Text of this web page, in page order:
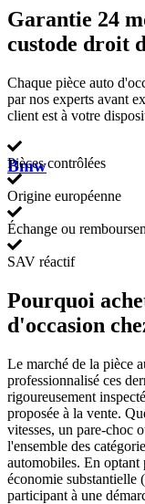
Bmw
Garantie 24
custode droit
Chaque pièce auto
par nos experts avant
client est à votre
Pièces contrôlées
Origine européenne
Échange ou
SAV réactif
Pourquoi
d'occasion
Le marché de la pièce
professionnalisé ces
rigoureusement
proposée à la vente.
vitesses, un pare-choc
l'ensemble des
automobiles. En optant
économie substantielle
participant à une